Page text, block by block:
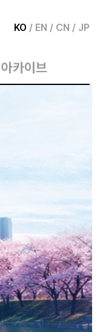
아카이브
KO / EN / CN / JP